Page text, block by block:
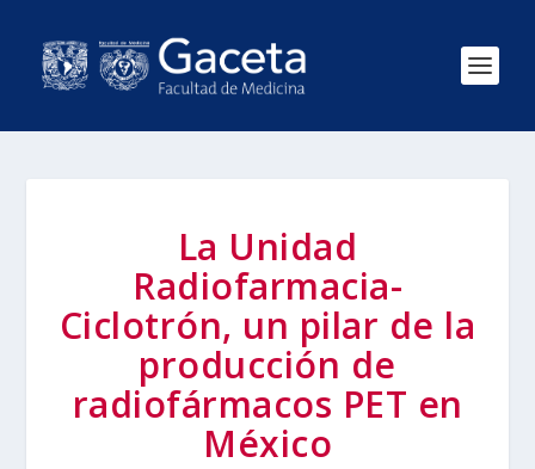
La Unidad
Radiofarmacia-
Ciclotrón, un pilar de la
producción de
radiofármacos PET en
México